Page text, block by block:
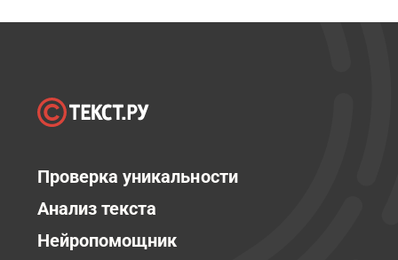
Проверка уникальности
Анализ текста
Нейропомощник